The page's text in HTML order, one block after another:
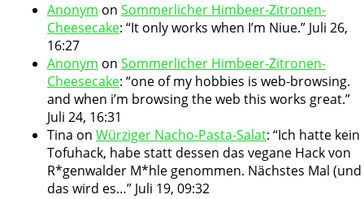
Anonym on Sommerlicher Himbeer-Zitronen-
Cheesecake: “It only works when I’m Niue.” Juli 26,
16:27
Anonym on Sommerlicher Himbeer-Zitronen-
Cheesecake: “one of my hobbies is web-browsing.
and when i’m browsing the web this works great.”
Juli 24, 16:31
Tina on Würziger Nacho-Pasta-Salat: “Ich hatte kein
Tofuhack, habe statt dessen das vegane Hack von
R*genwalder M*hle genommen. Nächstes Mal (und
das wird es…” Juli 19, 09:32